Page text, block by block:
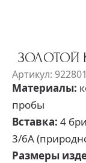
ЗОЛОТОЙ
Артикул: 922801
Материалы:
пробы
Вставка: 4
3/6А
Размеры